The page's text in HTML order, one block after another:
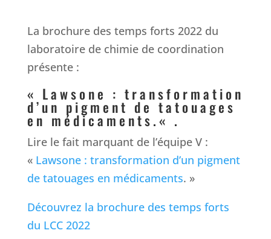
La brochure des temps forts 2022 du
laboratoire de chimie de coordination
présente :
« Lawsone : transformation
d’un pigment de tatouages
en médicaments.« .
Lire le fait marquant de l’équipe V :
« Lawsone : transformation d’un pigment
de tatouages en médicaments. »
Découvrez la brochure des temps forts
du LCC 2022